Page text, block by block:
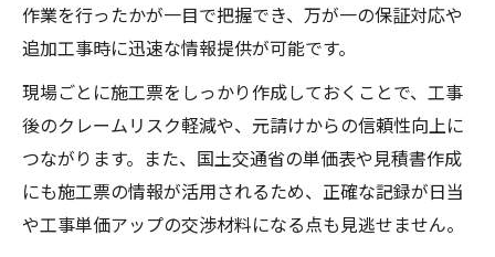
作業を行ったかが一目で把握でき、万が一の保証対応や
追加工事時に迅速な情報提供が可能です。
現場ごとに施工票をしっかり作成しておくことで、工事
後のクレームリスク軽減や、元請けからの信頼性向上に
つながります。また、国土交通省の単価表や見積書作成
にも施工票の情報が活用されるため、正確な記録が日当
や工事単価アップの交渉材料になる点も見逃せません。